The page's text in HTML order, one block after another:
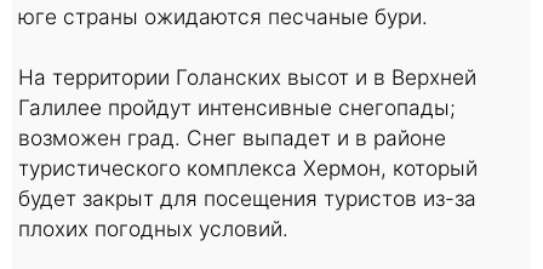
юге страны ожидаются песчаные бури.
На территории Голанских высот и в Верхней
Галилее пройдут интенсивные снегопады;
возможен град. Снег выпадет и в районе
туристического комплекса Хермон, который
будет закрыт для посещения туристов из-за
плохих погодных условий.